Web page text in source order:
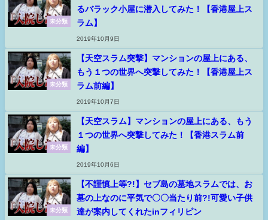
未分類
るバラック小屋に潜入してみた！【香港屋上ス
ラム】
2019年10月9日
未分類
【天空スラム突撃】マンションの屋上にある、
もう１つの世界へ突撃してみた！【香港屋上ス
ラム前編】
2019年10月7日
未分類
【天空スラム】マンションの屋上にある、もう
１つの世界へ突撃してみた！【香港スラム前
編】
2019年10月6日
未分類
【不謹慎上等?!】セブ島の墓地スラムでは、お
墓の上なのに平気で〇〇当たり前?!可愛い子供
達が案内してくれたinフィリピン